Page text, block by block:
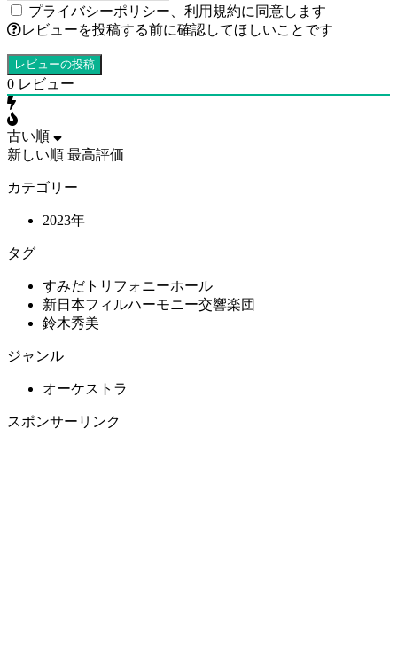
プライバシーポリシー
利用規約に同意します
レビューを投稿する前に確認してほしいことです
0 レビュー
古い順
新しい順 最高評価
カテゴリー
2023年
タグ
すみだトリフォニーホール
新日本フィルハーモニー交響楽団
鈴木秀美
ジャンル
オーケストラ
スポンサーリンク